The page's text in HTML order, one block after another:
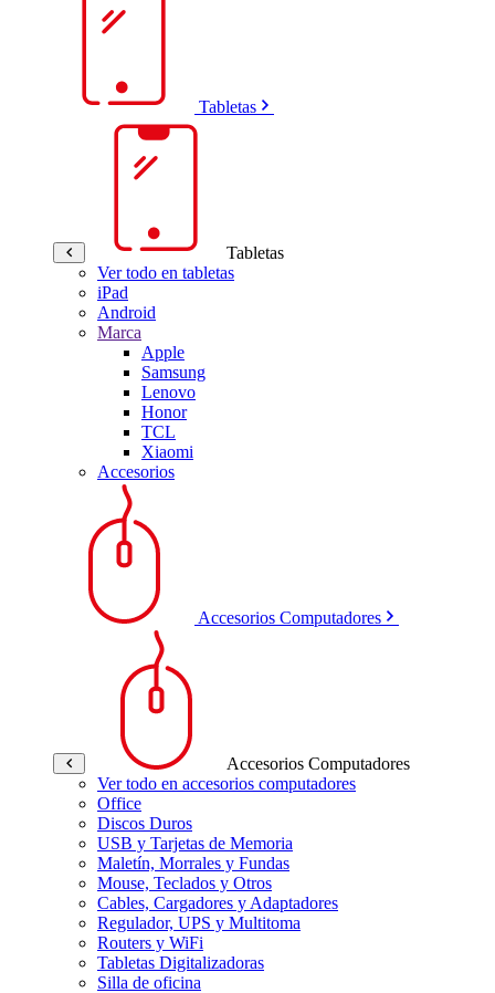
Tabletas
Tabletas
Ver todo en tabletas
iPad
Android
Marca
Apple
Samsung
Lenovo
Honor
TCL
Xiaomi
Accesorios
Accesorios Computadores
Accesorios Computadores
Ver todo en accesorios computadores
Office
Discos Duros
USB y Tarjetas de Memoria
Maletín, Morrales y Fundas
Mouse, Teclados y Otros
Cables, Cargadores y Adaptadores
Regulador, UPS y Multitoma
Routers y WiFi
Tabletas Digitalizadoras
Silla de oficina